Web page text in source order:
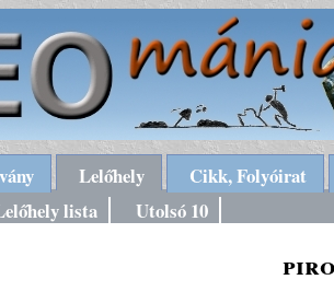
Lelőhely
Cikk, Folyóirat
lista Utolsó 10